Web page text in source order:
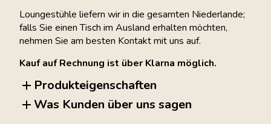
Loungestühle liefern wir in die gesamten Niederlande;
falls Sie einen Tisch im Ausland erhalten möchten,
nehmen Sie am besten Kontakt mit uns auf.
Kauf auf Rechnung ist über Klarna möglich.
Produkteigenschaften
Was Kunden über uns sagen